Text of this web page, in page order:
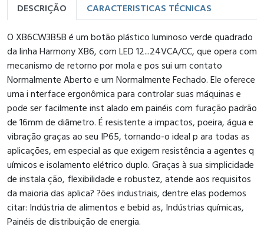
DESCRIÇÃO CARACTERISTICAS TÉCNICAS
O XB6CW3B5B é um botão plástico luminoso verde quadrado
da linha Harmony XB6, com LED 12...24VCA/CC, que opera com
mecanismo de retorno por mola e pos sui um contato
Normalmente Aberto e um Normalmente Fechado. Ele oferece
uma i nterface ergonômica para controlar suas máquinas e
pode ser facilmente inst alado em painéis com furação padrão
de 16mm de diâmetro. É resistente a impactos, poeira, água e
vibração graças ao seu IP65, tornando-o ideal p ara todas as
aplicações, em especial as que exigem resistência a agentes q
uímicos e isolamento elétrico duplo. Graças à sua simplicidade
de instala ção, flexibilidade e robustez, atende aos requisitos
da maioria das aplica? ?ões industriais, dentre elas podemos
citar: Indústria de alimentos e bebid as, Indústrias químicas,
Painéis de distribuição de energia.